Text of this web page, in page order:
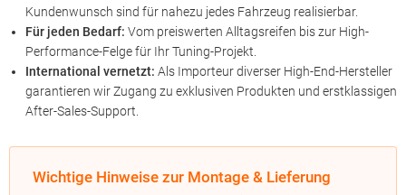
Kundenwunsch sind für nahezu jedes Fahrzeug realisierbar.
Für jeden Bedarf: Vom preiswerten Alltagsreifen bis zur High-
Performance-Felge für Ihr Tuning-Projekt.
International vernetzt: Als Importeur diverser High-End-Hersteller
garantieren wir Zugang zu exklusiven Produkten und erstklassigen
After-Sales-Support.
Wichtige Hinweise zur Montage & Lieferung